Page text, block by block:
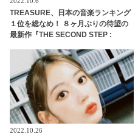
TREASURE、日本の音楽ランキング
１位を総なめ！ ８ヶ月ぶりの待望の
最新作『THE SECOND STEP :
ス！ AWAではリアルタイム急上昇ラ
ンキング１位から27位までを独
占・・ 日本での熱い人気を証明
2022.10.26